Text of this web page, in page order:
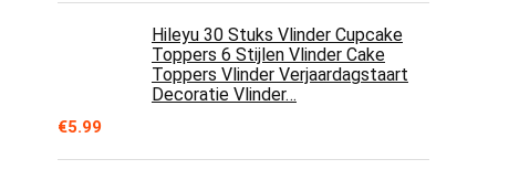
Hileyu 30 Stuks Vlinder Cupcake
Toppers 6 Stijlen Vlinder Cake
Toppers Vlinder Verjaardagstaart
Decoratie Vlinder…
€5.99